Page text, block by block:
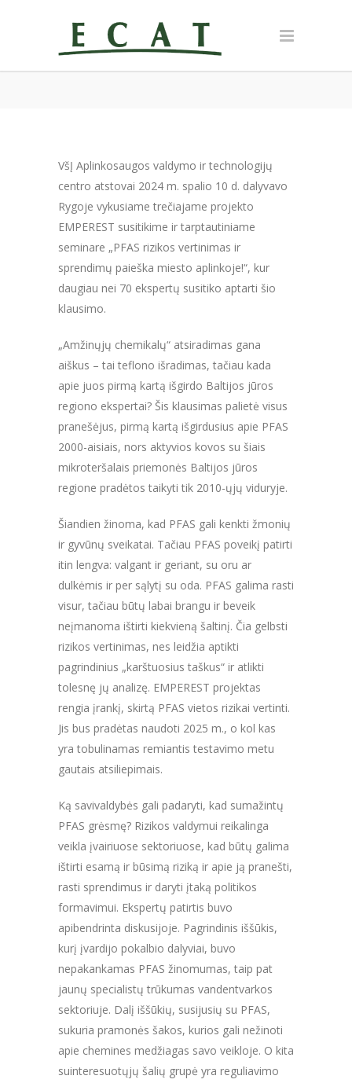
VšĮ Aplinkosaugos valdymo ir technologijų
centro atstovai 2024 m. spalio 10 d. dalyvavo
Rygoje vykusiame trečiajame projekto
EMPEREST susitikime ir tarptautiniame
seminare „PFAS rizikos vertinimas ir
sprendimų paieška miesto aplinkoje!“, kur
daugiau nei 70 ekspertų susitiko aptarti šio
klausimo.
„Amžinųjų chemikalų“ atsiradimas gana
aiškus – tai teflono išradimas, tačiau kada
apie juos pirmą kartą išgirdo Baltijos jūros
regiono ekspertai? Šis klausimas palietė visus
pranešėjus, pirmą kartą išgirdusius apie PFAS
2000-aisiais, nors aktyvios kovos su šiais
mikroteršalais priemonės Baltijos jūros
regione pradėtos taikyti tik 2010-ųjų viduryje.
Šiandien žinoma, kad PFAS gali kenkti žmonių
ir gyvūnų sveikatai. Tačiau PFAS poveikį patirti
itin lengva: valgant ir geriant, su oru ar
dulkėmis ir per sąlytį su oda. PFAS galima rasti
visur, tačiau būtų labai brangu ir beveik
neįmanoma ištirti kiekvieną šaltinį. Čia gelbsti
rizikos vertinimas, nes leidžia aptikti
pagrindinius „karštuosius taškus“ ir atlikti
tolesnę jų analizę. EMPEREST projektas
rengia įrankį, skirtą PFAS vietos rizikai vertinti.
Jis bus pradėtas naudoti 2025 m., o kol kas
yra tobulinamas remiantis testavimo metu
gautais atsiliepimais.
Ką savivaldybės gali padaryti, kad sumažintų
PFAS grėsmę? Rizikos valdymui reikalinga
veikla įvairiuose sektoriuose, kad būtų galima
ištirti esamą ir būsimą riziką ir apie ją pranešti,
rasti sprendimus ir daryti įtaką politikos
formavimui. Ekspertų patirtis buvo
apibendrinta diskusijoje. Pagrindinis iššūkis,
kurį įvardijo pokalbio dalyviai, buvo
nepakankamas PFAS žinomumas, taip pat
jaunų specialistų trūkumas vandentvarkos
sektoriuje. Dalį iššūkių, susijusių su PFAS,
sukuria pramonės šakos, kurios gali nežinoti
apie chemines medžiagas savo veikloje. O kita
suinteresuotųjų šalių grupė yra reguliavimo